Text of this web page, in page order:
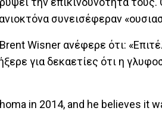
συνεισέφεραν
Wisner ανέφερε ότι:
για δεκαετίες ότι η